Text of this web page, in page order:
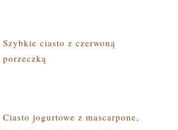
Szybkie ciasto z czerwoną
porzeczką
Ciasto jogurtowe z mascarpone,